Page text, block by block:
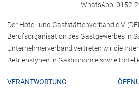
WhatsApp: 0152-
Der Hotel- und Gaststättenverband e.V.
Berufsorganisation des Gastgewerbes in
Unternehmerverband vertreten wir die
Betriebstypen in Gastronomie sowie
VERANTWORTUNG